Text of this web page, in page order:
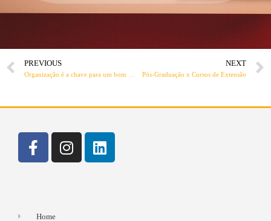
PREVIOUS NEXT
Pós-Graduação x Cursos de Extensão
Home